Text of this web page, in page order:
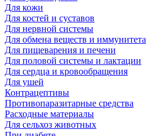
Для кожи
Для костей и суставов
Для нервной системы
Для обмена веществ и иммунитета
Для пищеварения и печени
Для половой системы и лактации
Для сердца и кровообращения
Для ушей
Контрацептивы
Противопаразитарные средства
Расходные материалы
Для сельхоз животных